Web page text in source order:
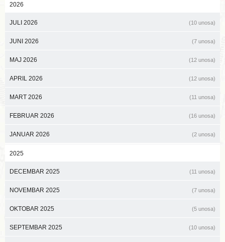
2026
JULI 2026 (10 unosa)
JUNI 2026 (7 unosa)
MAJ 2026 (12 unosa)
APRIL 2026 (12 unosa)
MART 2026 (11 unosa)
FEBRUAR 2026 (16 unosa)
JANUAR 2026 (2 unosa)
2025
DECEMBAR 2025 (11 unosa)
NOVEMBAR 2025 (7 unosa)
OKTOBAR 2025 (5 unosa)
SEPTEMBAR 2025 (10 unosa)